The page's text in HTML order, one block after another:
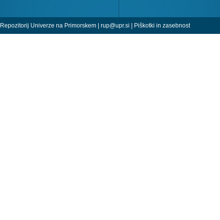
Repozitorij Univerze na Primorskem | rup@upr.si | Piškotki in zasebnost